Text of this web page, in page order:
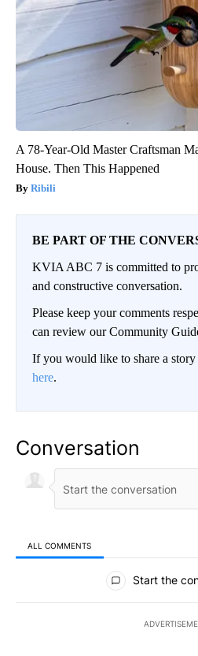
A 78-Year-Old Master Craftsman
House. Then This Happened
Ribili
BE PART OF THE
KVIA ABC 7 is committed to
and constructive conversation.
Please keep your comments
can review our Community
If you would like to share a story
here.
Conversation
ALL COMMENTS
All Comments
Start the